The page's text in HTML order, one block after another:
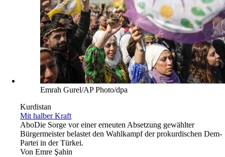
Emrah Gurel/AP Photo/dpa
Kurdistan
Mit halber Kraft
AboDie Sorge vor einer erneuten Absetzung gewählter
Bürgermeister belastet den Wahlkampf der prokurdischen Dem-
Partei in der Türkei.
Von Emre Şahin